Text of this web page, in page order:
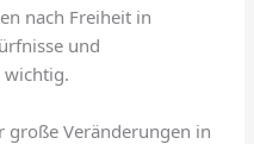
nach Freiheit in
und
wichtig.
große Veränderungen in